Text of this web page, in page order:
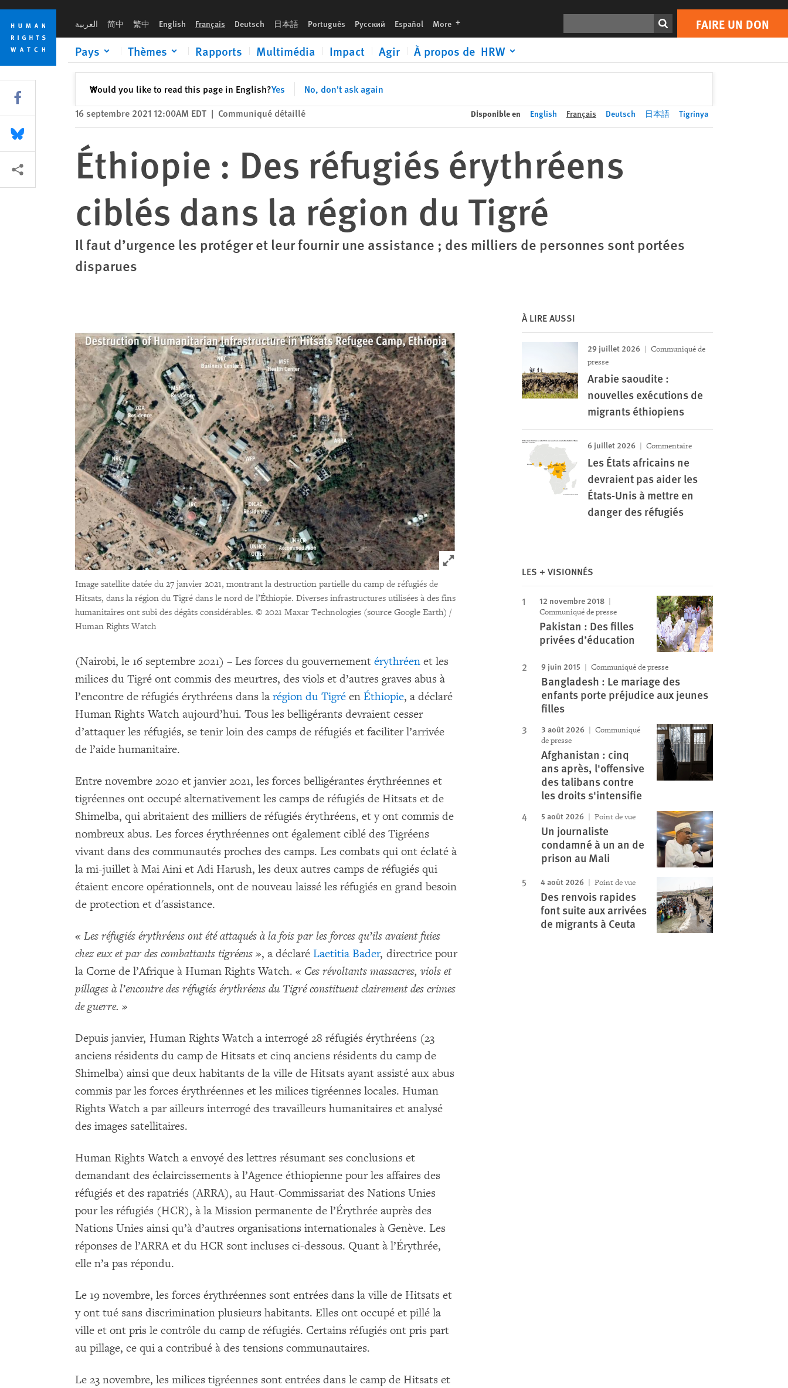
Skip
cookie
privacy
notice
Skip
main
content
العربية 简中 繁中 English Français Deutsch 日本語 Português Русский Español More languages FAIRE UN DON
Pays Thèmes Rapports Multimédia Impact Agir À propos de HRW
Would you like to read this page in English?Yes No, don't ask again
✕Fermer
Print FAIRE UN DON
16 septembre 2021 12:00AM EDT | Communiqué détaillé Disponible en English Français Deutsch 日本語 Tigrinya
Éthiopie : Des réfugiés érythréens
ciblés dans la région du Tigré
Il faut d’urgence les protéger et leur fournir une assistance ; des milliers de personnes sont portées
disparues
Click to expand Image
Image satellite datée du 27 janvier 2021, montrant la destruction partielle du camp de réfugiés de
Hitsats, dans la région du Tigré dans le nord de l’Éthiopie. Diverses infrastructures utilisées à des fins
humanitaires ont subi des dégâts considérables. © 2021 Maxar Technologies (source Google Earth) /
Human Rights Watch
(Nairobi, le 16 septembre 2021) – Les forces du gouvernement érythréen et les
milices du Tigré ont commis des meurtres, des viols et d’autres graves abus à
l’encontre de réfugiés érythréens dans la région du Tigré en Éthiopie, a déclaré
Human Rights Watch aujourd’hui. Tous les belligérants devraient cesser
d’attaquer les réfugiés, se tenir loin des camps de réfugiés et faciliter l’arrivée
de l’aide humanitaire.
Entre novembre 2020 et janvier 2021, les forces belligérantes érythréennes et
tigréennes ont occupé alternativement les camps de réfugiés de Hitsats et de
Shimelba, qui abritaient des milliers de réfugiés érythréens, et y ont commis de
nombreux abus. Les forces érythréennes ont également ciblé des Tigréens
vivant dans des communautés proches des camps. Les combats qui ont éclaté à
la mi-juillet à Mai Aini et Adi Harush, les deux autres camps de réfugiés qui
étaient encore opérationnels, ont de nouveau laissé les réfugiés en grand besoin
de protection et d'assistance.
« Les réfugiés érythréens ont été attaqués à la fois par les forces qu’ils avaient fuies
chez eux et par des combattants tigréens », a déclaré Laetitia Bader, directrice pour
la Corne de l’Afrique à Human Rights Watch. « Ces révoltants massacres, viols et
pillages à l’encontre des réfugiés érythréens du Tigré constituent clairement des crimes
de guerre. »
Depuis janvier, Human Rights Watch a interrogé 28 réfugiés érythréens (23
anciens résidents du camp de Hitsats et cinq anciens résidents du camp de
Shimelba) ainsi que deux habitants de la ville de Hitsats ayant assisté aux abus
commis par les forces érythréennes et les milices tigréennes locales. Human
Rights Watch a par ailleurs interrogé des travailleurs humanitaires et analysé
des images satellitaires.
Human Rights Watch a envoyé des lettres résumant ses conclusions et
demandant des éclaircissements à l’Agence éthiopienne pour les affaires des
réfugiés et des rapatriés (ARRA), au Haut-Commissariat des Nations Unies
pour les réfugiés (HCR), à la Mission permanente de l’Érythrée auprès des
Nations Unies ainsi qu’à d’autres organisations internationales à Genève. Les
réponses de l’ARRA et du HCR sont incluses ci-dessous. Quant à l’Érythrée,
elle n’a pas répondu.
Le 19 novembre, les forces érythréennes sont entrées dans la ville de Hitsats et
y ont tué sans discrimination plusieurs habitants. Elles ont occupé et pillé la
ville et ont pris le contrôle du camp de réfugiés. Certains réfugiés ont pris part
au pillage, ce qui a contribué à des tensions communautaires.
Le 23 novembre, les milices tigréennes sont entrées dans le camp de Hitsats et
À LIRE AUSSI
29 juillet 2026
Communiqué de
presse
Arabie saoudite :
nouvelles exécutions de
migrants éthiopiens
6 juillet 2026 Commentaire
Les États africains ne
devraient pas aider les
États-Unis à mettre en
danger des réfugiés
LES + VISIONNÉS
12 novembre 2018
Communiqué de presse
Pakistan : Des filles
privées d’éducation
9 juin 2015 Communiqué de presse
Bangladesh : Le mariage des
enfants porte préjudice aux jeunes
filles
3 août 2026
Communiqué
de presse
Afghanistan : cinq
ans après, l'offensive
des talibans contre
les droits s'intensifie
5 août 2026 Point de vue
Un journaliste
condamné à un an de
prison au Mali
4 août 2026 Point de vue
Des renvois rapides
font suite aux arrivées
de migrants à Ceuta
Share this via Facebook
Share this via Bluesky
Share this via Partagez